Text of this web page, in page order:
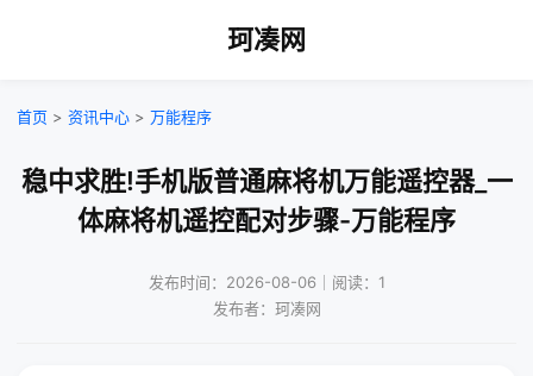
珂凑网
首页 > 资讯中心 > 万能程序
稳中求胜!手机版普通麻将机万能遥控器_一
体麻将机遥控配对步骤-万能程序
发布时间：2026-08-06｜阅读：1
发布者：珂凑网